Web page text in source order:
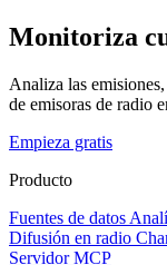
Monitoriza
Analiza las
de emisoras de radio
Empieza gratis
Producto
Fuentes de datos
Difusión en radio
Servidor MCP